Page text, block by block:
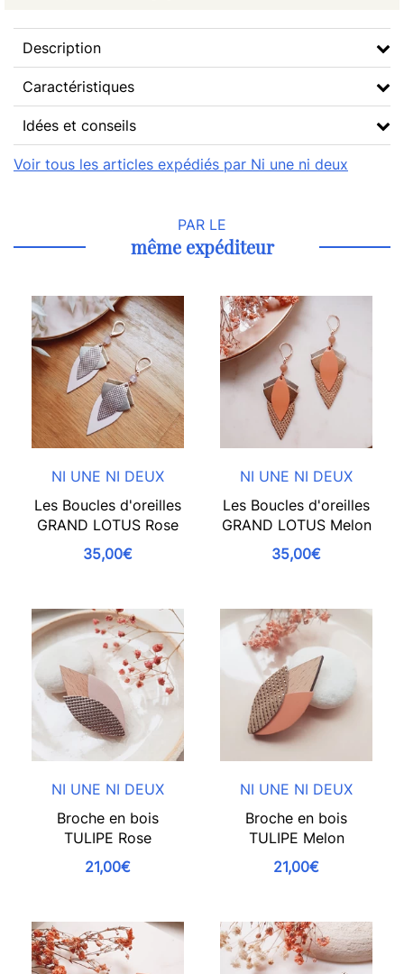
Description
Caractéristiques
Idées et conseils
Voir tous les articles expédiés par Ni une ni deux
PAR LE
même expéditeur
NI UNE NI DEUX
Les Boucles d'oreilles
GRAND LOTUS Rose
35,00€
NI UNE NI DEUX
Les Boucles d'oreilles
GRAND LOTUS Melon
35,00€
NI UNE NI DEUX
Broche en bois
TULIPE Rose
21,00€
NI UNE NI DEUX
Broche en bois
TULIPE Melon
21,00€